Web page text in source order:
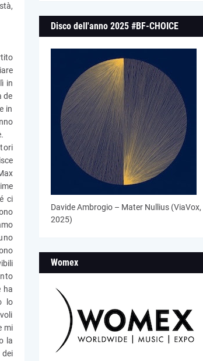
in
de
in
ci
ha
lo
mi
la
dei
Disco dell'anno 2025 #BF-CHOICE
Davide Ambrogio – Mater Nullius (ViaVox,
2025)
Womex